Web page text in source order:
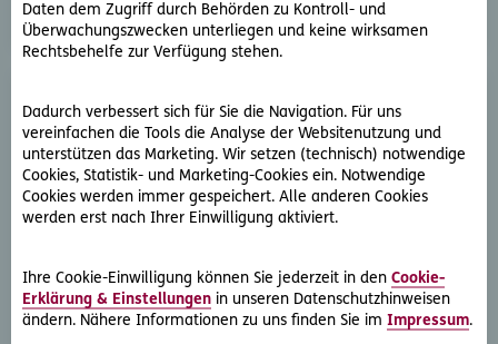
Daten dem Zugriff durch Behörden zu Kontroll- und
Überwachungszwecken unterliegen und keine wirksamen
Rechtsbehelfe zur Verfügung stehen.
Dadurch verbessert sich für Sie die Navigation. Für uns
vereinfachen die Tools die Analyse der Websitenutzung und
unterstützen das Marketing. Wir setzen (technisch) notwendige
Cookies, Statistik- und Marketing-Cookies ein. Notwendige
Cookies werden immer gespeichert. Alle anderen Cookies
werden erst nach Ihrer Einwilligung aktiviert.
Ihre Cookie-Einwilligung können Sie jederzeit in den Cookie-
Erklärung & Einstellungen in unseren Datenschutzhinweisen
ändern. Nähere Informationen zu uns finden Sie im Impressum.
D.A.S. Direkthilfe®
oder streben eine außergerichtliche Lösung an